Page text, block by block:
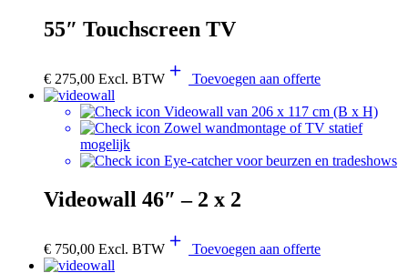
55″ Touchscreen TV
€ 275,00 Excl. BTW Toevoegen aan offerte
Videowall van 206 x 117 cm (B x H)
Zowel wandmontage of TV statief
mogelijk
Eye-catcher voor beurzen en tradeshows
Videowall 46″ – 2 x 2
€ 750,00 Excl. BTW Toevoegen aan offerte